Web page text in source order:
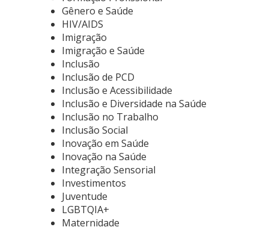
Gênero e Saúde
HIV/AIDS
Imigração
Imigração e Saúde
Inclusão
Inclusão de PCD
Inclusão e Acessibilidade
Inclusão e Diversidade na Saúde
Inclusão no Trabalho
Inclusão Social
Inovação em Saúde
Inovação na Saúde
Integração Sensorial
Investimentos
Juventude
LGBTQIA+
Maternidade